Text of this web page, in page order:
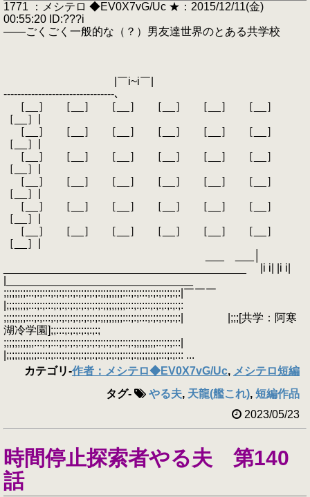
1771 ：メシテロ ◆EV0X7vG/Uc ★：2015/12/11(金)
00:55:20 ID:???i
――ごくごく一般的な（？）男友達世界のとある共学校
|￣i~i￣|
--------------------------------､
［__］ ［__］ ［__］ ［__］ ［__］ ［__］
［__］|
［__］ ［__］ ［__］ ［__］ ［__］ ［__］
［__］|
［__］ ［__］ ［__］ ［__］ ［__］ ［__］
［__］|
［__］ ［__］ ［__］ ［__］ ［__］ ［__］
［__］|
［__］ ［__］ ［__］ ［__］ ［__］ ［__］
［__］|
［__］ ［__］ ［__］ ［__］ ［__］ ［__］
［__］|
_______________________________________ |i i| |i i|
;;;;;;;;:::;:;:::;:;:;:;:;:;:;:;:;:;;;;;;;;:::;:;:::;:;:;:;:;:;:|￣￣￣
|;;;;;;;;:::;:;:::;:;:;:;:;:;:;:;:;:;;;;;;;;:::;:;:::;:;:;:;:;:;:
;;;;;;;;:::;:;:::;:;:;:;:;:;:;:;:;:;;;;;;;;:::;:;:::;:;:;:;:;:;:| |;;;[共学：阿寒
湖冷学園];;:::;:;:;:;:;:;:;
;;;;;;;;;;;:::;:;:::;:;:;:;:;:;:;:;:;:;:;;:::;:;;;;;;;;:::;:;:::|
|;;;;;;;;;;;:::;:;:::;:;:;:;:;:;:;:;:;:;:;;:::;:;;;;;;;;:::;:;::: ...
カテゴリ-作者：メシテロ◆EV0X7vG/Uc, メシテロ短編
タグ- やる夫, 天龍(艦これ), 短編作品
2023/05/23
時間停止探索者やる夫 第140
話